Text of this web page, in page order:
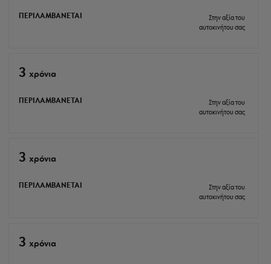
ΠΕΡΙΛΑΜΒΑΝΕΤΑΙ
Στην αξία του
αυτοκινήτου σας
3 xρόνια
ΠΕΡΙΛΑΜΒΑΝΕΤΑΙ
Στην αξία του
αυτοκινήτου σας
3 xρόνια
ΠΕΡΙΛΑΜΒΑΝΕΤΑΙ
Στην αξία του
αυτοκινήτου σας
3 xρόνια